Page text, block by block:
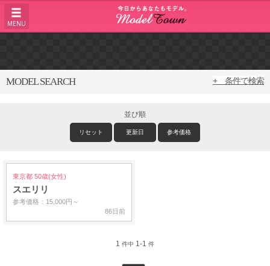
MENU
MODEL SEARCH + 条件で検索
並び順
リセット 更新日 参考価格
東京都 50歳(女性)
スエリリ
参考価格：15,000円～
86日前
1 件中 1-1 件